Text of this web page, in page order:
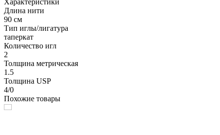
Длина нити
90 см
Тип иглы/лигатура
таперкат
Количество игл
2
Толщина метрическая
1.5
Толщина USP
4/0
Похожие товары